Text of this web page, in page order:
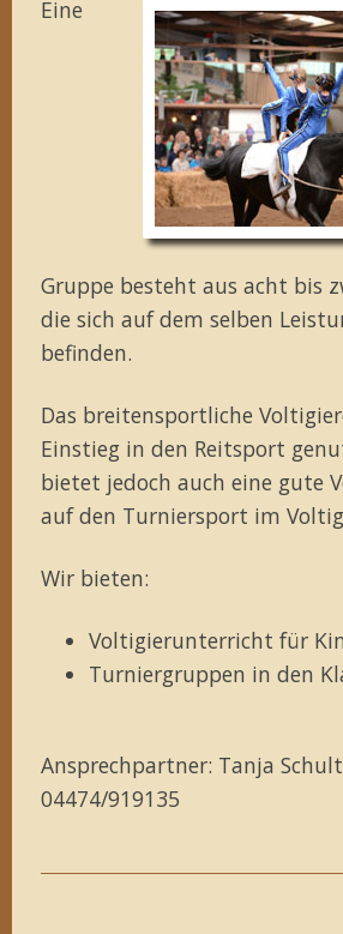
Eine
Gruppe besteht aus acht bis
die sich auf dem selben
befinden.
Das breitensportliche
Einstieg in den Reitsport
bietet jedoch auch eine gute
auf den Turniersport im
Wir bieten:
Voltigierunterricht für
Turniergruppen in den
Ansprechpartner: Tanja
04474/919135